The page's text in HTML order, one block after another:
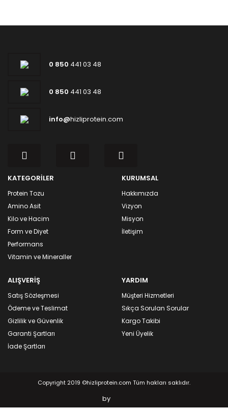
0 850 441 03 48
0 850 441 03 48
info@hizliprotein.com
KATEGORİLER
Protein Tozu
Amino Asit
Kilo ve Hacim
Form ve Diyet
Performans
Vitamin ve Mineraller
KURUMSAL
Hakkımızda
Vizyon
Misyon
İletişim
ALIŞVERİŞ
Satış Sözleşmesi
Ödeme ve Teslimat
Gizlilik ve Güvenlik
Garanti Şartları
İade Şartları
YARDIM
Müşteri Hizmetleri
Sıkça Sorulan Sorular
Kargo Takibi
Yeni Üyelik
Copyright 2019 ©hizliprotein.com Tüm hakları saklıdır.
by